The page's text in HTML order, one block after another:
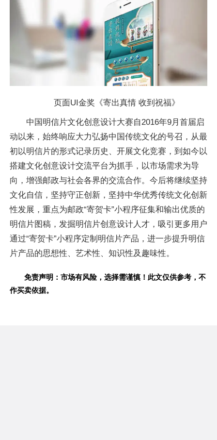
页面UI金奖《寄出真情 收到祝福》
中国明信片文化创意设计大赛自2016年9月首届启
动以来，始终响应大力弘扬中国传统文化的号召，从最
初以明信片的形式记录历史、开展文化竞赛，到如今以
搭建文化创意设计交流平台为抓手，以市场需求为导
向，增强邮政与社会各界的交流合作。今后将继续坚持
文化自信，坚持守正创新，坚持中华优秀传统文化创新
性发展，重点为邮政“寄贺卡”小程序征集和输出优质的
明信片图稿，发掘明信片创意设计人才，吸引更多用户
通过“寄贺卡”小程序定制明信片产品，进一步提升明信
片产品的思想性、艺术性、知识性及趣味性。
免责声明：市场有风险，选择需谨慎！此文仅供参考，不
作买卖依据。